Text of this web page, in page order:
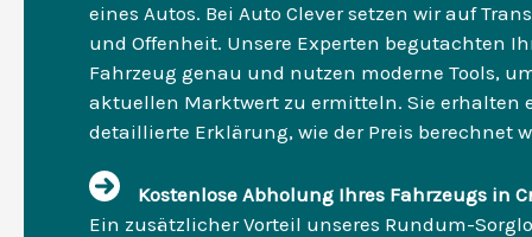
eines Autos. Bei Auto Clever setzen wir auf
und Offenheit. Unsere Experten begutachten
Fahrzeug genau und nutzen moderne Tools,
aktuellen Marktwert zu ermitteln. Sie erhalten
detaillierte Erklärung, wie der Preis berechnet
Kostenlose Abholung Ihres Fahrzeugs in
Ein zusätzlicher Vorteil unseres Rundum-